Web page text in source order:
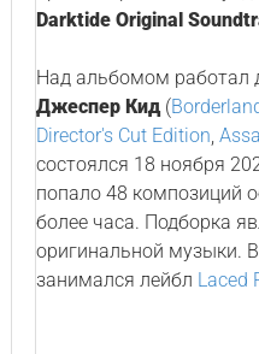
Darktide Original
Над альбомом работал
Джеспер Кид(
Director's Cut Edition,
состоялся 18 ноября
попало 48 композиций
более часа. Подборка
оригинальной музыки.
занимался лейбл Laced